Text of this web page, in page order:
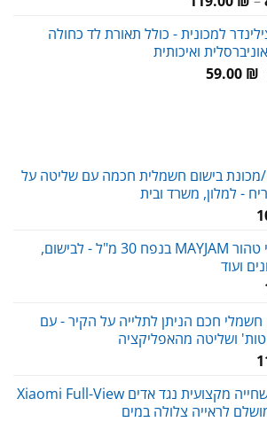
עד
למכונית - כולל תאורת לד כחולה
ואיכותית
המחיר59.00 ₪
המחיר
מכונת בישום חשמלית חכמה עם שליטה על
- למלון, משרד ובית
שמן אתרי טהור MAYJAM בנפח 30 מ"ל - לבישום,
ועוד
חשמלי חכם הניתן לתלייה על הקיר - עם
ושליטה מהאפליקציה
משקפת שחייה מקצועית נגד אדים Xiaomi Full-View
לראייה צלולה במים